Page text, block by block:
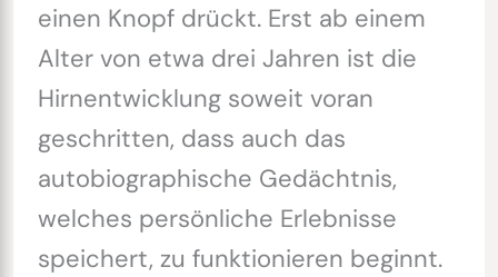
einen Knopf drückt. Erst ab einem
Alter von etwa drei Jahren ist die
Hirnentwicklung soweit voran
geschritten, dass auch das
autobiographische Gedächtnis,
welches persönliche Erlebnisse
speichert, zu funktionieren beginnt.